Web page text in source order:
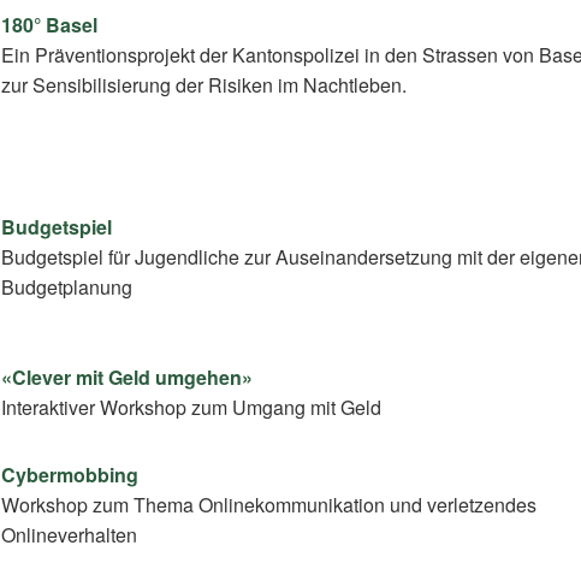
180° Basel
Ein Präventionsprojekt der Kantonspolizei in den Strassen von
zur Sensibilisierung der Risiken im Nachtleben.
Budgetspiel
Budgetspiel für Jugendliche zur Auseinandersetzung mit der
Budgetplanung
«Clever mit Geld umgehen»
Interaktiver Workshop zum Umgang mit Geld
Cybermobbing
Workshop zum Thema On­line­kom­mu­ni­ka­ti­on und verletzendes
Onlineverhalten